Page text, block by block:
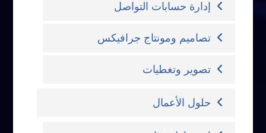
إدارة حسابات التواصل
تصاميم ومونتاج جرافيكس
تصوير وتغطيات
حلول الأعمال